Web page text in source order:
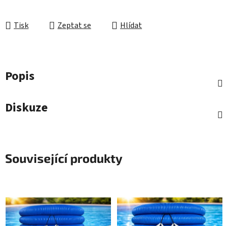
Tisk Zeptat se Hlídat
Popis
Diskuze
Související produkty